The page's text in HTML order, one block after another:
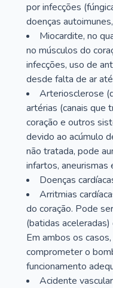
por infecções
doenças
Miocardite, no
no músculos do
infecções, uso de
desde falta de ar
Arteriosclerose
artérias (canais que
coração e outros
devido ao acúmulo
não tratada, pode
infartos, aneurismas
Doenças
Arritmias
do coração. Pode
(batidas
Em ambos os
comprometer o
funcionamento
Acidente